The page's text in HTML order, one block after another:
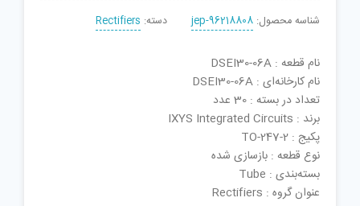
شناسه محصول: jep-96218808 دسته: Rectifiers
نام قطعه : DSEI30-06A
نام کارخانه‌ای : DSEI30-06A
تعداد در بسته : 30 عدد
برند : IXYS Integrated Circuits
پکیج : TO-247-2
نوع قطعه : بازسازی شده
بسته‌بندی : Tube
عنوان گروه : Rectifiers